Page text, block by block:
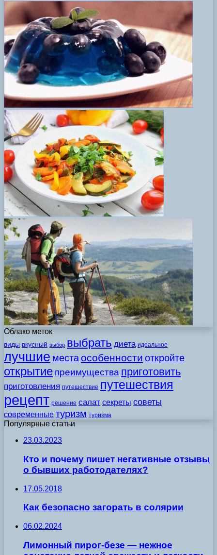
Облако меток
виды вкусный выбор выбрать диета идеальное
лучшие места особенности откройте
открытие преимущества приготовить
приготовления путешествие путешествия
рецепт решение салат секреты советы
современные туризм туризма
Популярные статьи
23.03.2023
Кто и почему пишет негативные отзывы
о бывших работодателях?
17.05.2018
Как безопасно загорать в солярии
06.02.2024
Лимонный пирог-безе — нежное